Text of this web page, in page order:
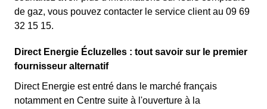
de gaz, vous pouvez contacter le service client au 09 69
32 15 15.
Direct Energie Écluzelles : tout savoir sur le premier
fournisseur alternatif
Direct Energie est entré dans le marché français
notamment en Centre suite à l'ouverture à la